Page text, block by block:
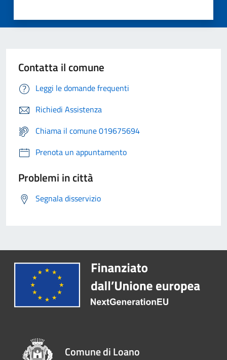
Contatta il comune
Leggi le domande frequenti
Richiedi Assistenza
Chiama il comune 019675694
Prenota un appuntamento
Problemi in città
Segnala disservizio
Comune di Loano